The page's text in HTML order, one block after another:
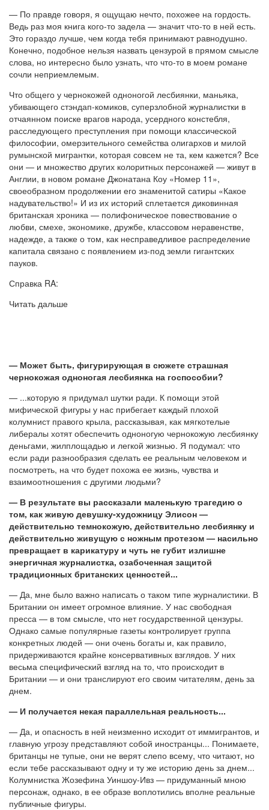
— По правде говоря, я ощущаю нечто, похожее на гордость.
Ведь раз моя книга кого-то задела — значит что-то в ней есть.
Это гораздо лучше, чем когда тебя принимают равнодушно.
Конечно, подобное нельзя назвать цензурой в прямом смысле
слова, но интересно было узнать, что что-то в моем романе
сочли неприемлемым.
Что общего у чернокожей одноногой лесбиянки, маньяка,
убивающего стэндап-комиков, суперзлобной журналистки в
отчаянном поиске врагов народа, усердного констебля,
расследующего преступления при помощи классической
философии, омерзительного семейства олигархов и милой
румынской мигрантки, которая совсем не та, кем кажется? Все
они — и множество других колоритных персонажей — живут в
Англии, в новом романе Джонатана Коу «Номер 11»,
своеобразном продолжении его знаменитой сатиры «Какое
надувательство!» И из их историй сплетается диковинная
британская хроника — полифоническое повествование о
любви, смехе, экономике, дружбе, классовом неравенстве,
надежде, а также о том, как несправедливое распределение
капитала связано с появлением из-под земли гигантских
пауков.
Справка RA:
Читать дальше
— Может быть, фигурирующая в сюжете страшная
чернокожая одноногая лесбиянка на госпособии?
— ...которую я придумал шутки ради. К помощи этой
мифической фигуры у нас прибегает каждый плохой
колумнист правого крыла, рассказывая, как мягкотелые
либералы хотят обеспечить одноногую чернокожую лесбиянку
деньгами, жилплощадью и легкой жизнью. Я подумал: что
если ради разнообразия сделать ее реальным человеком и
посмотреть, на что будет похожа ее жизнь, чувства и
взаимоотношения с другими людьми?
— В результате вы рассказали маленькую трагедию о
том, как живую девушку-художницу Элисон —
действительно темнокожую, действительно лесбиянку и
действительно живущую с ножным протезом — насильно
превращает в карикатуру и чуть не губит излишне
энергичная журналистка, озабоченная защитой
традиционных британских ценностей...
— Да, мне было важно написать о таком типе журналистики. В
Британии он имеет огромное влияние. У нас свободная
пресса — в том смысле, что нет государственной цензуры.
Однако самые популярные газеты контролирует группа
конкретных людей — они очень богаты и, как правило,
придерживаются крайне консервативных взглядов. У них
весьма специфический взгляд на то, что происходит в
Британии — и они транслируют его своим читателям, день за
днем.
— И получается некая параллельная реальность...
— Да, и опасность в ней неизменно исходит от иммигрантов, и
главную угрозу представляют собой иностранцы... Понимаете,
британцы не тупые, они не верят слепо всему, что читают, но
если тебе рассказывают одну и ту же историю день за днем...
Колумнистка Жозефина Уиншоу-Ивз — придуманный мною
персонаж, однако, в ее образе воплотились вполне реальные
публичные фигуры.